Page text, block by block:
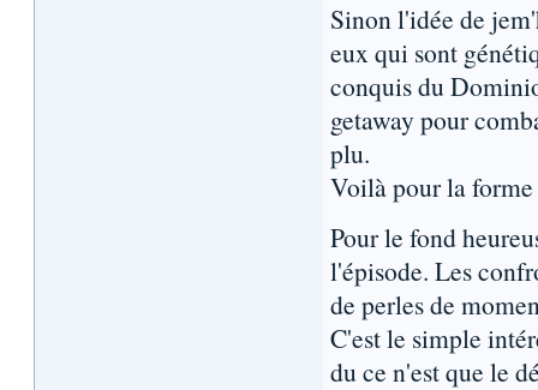
Sinon l'idée de
eux qui sont
conquis du
getaway pour
plu.
Voilà pour la forme
Pour le fond
l'épisode. Les
de perles de
C'est le simple
du ce n'est que le